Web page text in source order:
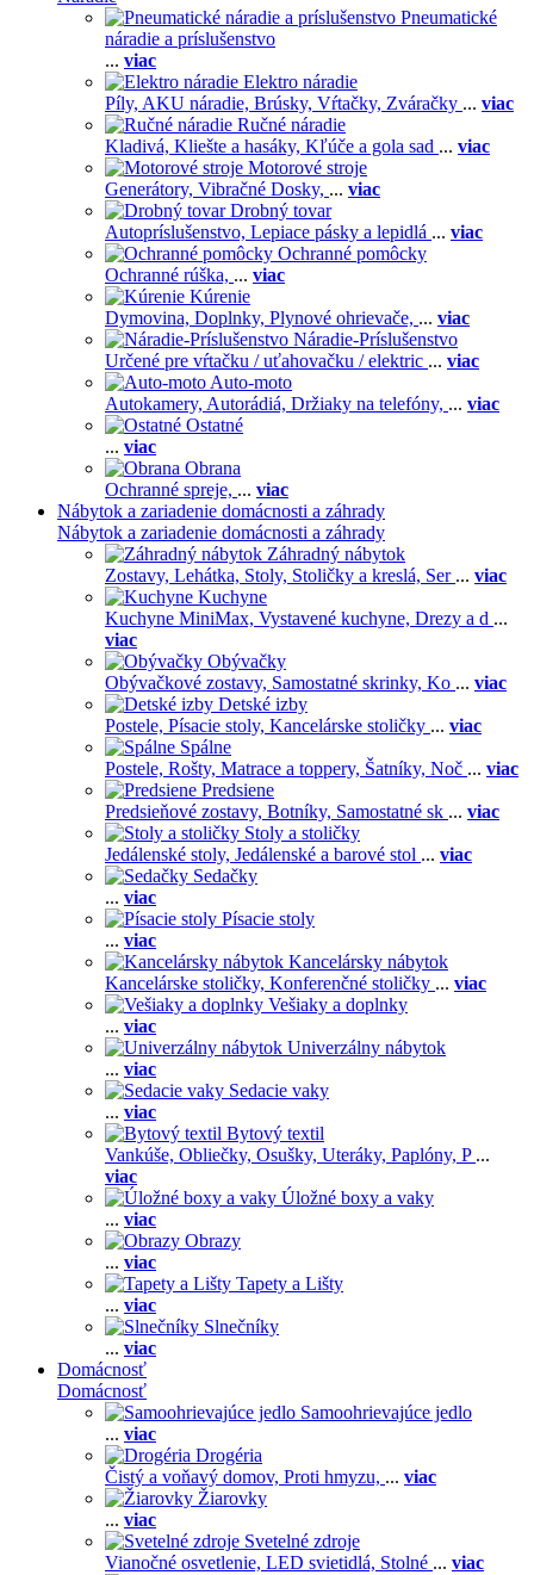
Pneumatické
náradie a príslušenstvo
... viac
Elektro náradie
Píly, AKU náradie, Brúsky, Vŕtačky, Zváračky ... viac
Ručné náradie
Kladivá, Kliešte a hasáky, Kľúče a gola sad ... viac
Motorové stroje
Generátory, Vibračné Dosky, ... viac
Drobný tovar
Autopríslušenstvo, Lepiace pásky a lepidlá ... viac
Ochranné pomôcky
Ochranné rúška, ... viac
Kúrenie
Dymovina, Doplnky, Plynové ohrievače, ... viac
Náradie-Príslušenstvo
Určené pre vŕtačku / uťahovačku / elektric ... viac
Auto-moto
Autokamery, Autorádiá, Držiaky na telefóny, ... viac
Ostatné
... viac
Obrana
Ochranné spreje, ... viac
Nábytok a zariadenie domácnosti a záhrady
Nábytok a zariadenie domácnosti a záhrady
Záhradný nábytok
Zostavy, Lehátka, Stoly, Stoličky a kreslá, Ser ... viac
Kuchyne
Kuchyne MiniMax, Vystavené kuchyne, Drezy a d ...
viac
Obývačky
Obývačkové zostavy, Samostatné skrinky, Ko ... viac
Detské izby
Postele, Písacie stoly, Kancelárske stoličky ... viac
Spálne
Postele, Rošty, Matrace a toppery, Šatníky, Noč ... viac
Predsiene
Predsieňové zostavy, Botníky, Samostatné sk ... viac
Stoly a stoličky
Jedálenské stoly, Jedálenské a barové stol ... viac
Sedačky
... viac
Písacie stoly
... viac
Kancelársky nábytok
Kancelárske stoličky, Konferenčné stoličky ... viac
Vešiaky a doplnky
... viac
Univerzálny nábytok
... viac
Sedacie vaky
... viac
Bytový textil
Vankúše, Obliečky, Osušky, Uteráky, Paplóny, P ...
viac
Úložné boxy a vaky
... viac
Obrazy
... viac
Tapety a Lišty
... viac
Slnečníky
... viac
Domácnosť
Domácnosť
Samoohrievajúce jedlo
... viac
Drogéria
Čistý a voňavý domov, Proti hmyzu, ... viac
Žiarovky
... viac
Svetelné zdroje
Vianočné osvetlenie, LED svietidlá, Stolné ... viac